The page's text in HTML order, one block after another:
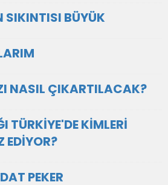
BÜYÜK
NASIL ÇIKARTILACAK?
TÜRKİYE'DE KİMLERİ
EDİYOR?
PEKER